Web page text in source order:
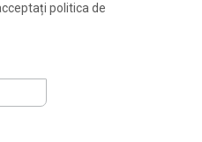
politica de